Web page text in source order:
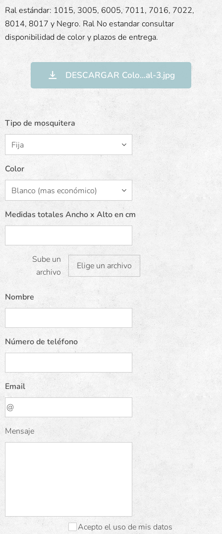
Ral estándar: 1015, 3005, 6005, 7011, 7016, 7022,
8014, 8017 y Negro. Ral No estandar consultar
disponibilidad de color y plazos de entrega.
DESCARGAR Colo...al-3.jpg
Tipo de mosquitera
Color
Medidas totales Ancho x Alto en cm
Sube un
archivo
Elige un archivo
Nombre
Número de teléfono
Email
Mensaje
Acepto el uso de mis datos